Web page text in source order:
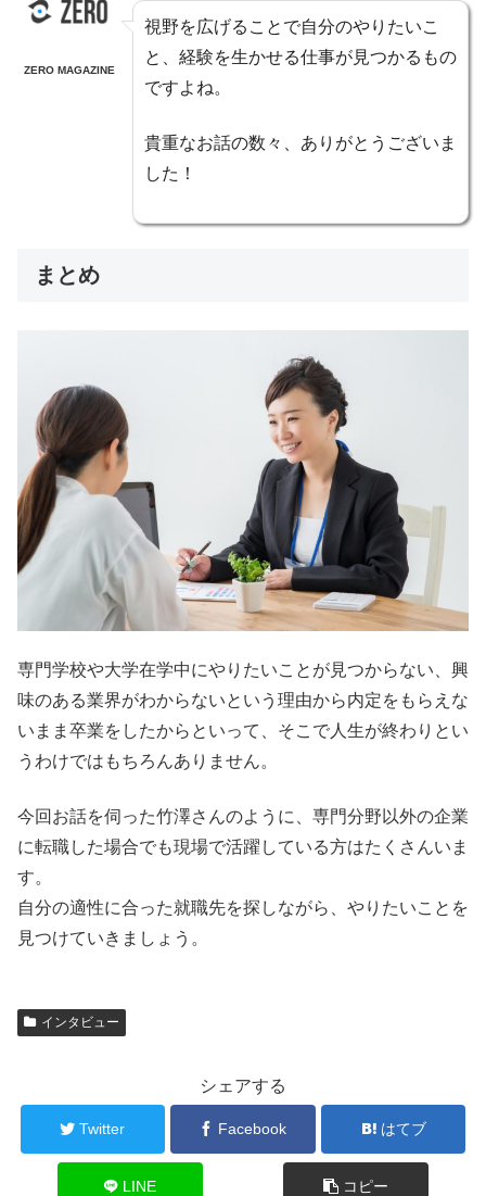
ZERO MAGAZINE
視野を広げることで自分のやりたいこ
と、経験を生かせる仕事が見つかるもの
ですよね。
貴重なお話の数々、ありがとうございま
した！
まとめ
専門学校や大学在学中にやりたいことが見つからない、興
味のある業界がわからないという理由から内定をもらえな
いまま卒業をしたからといって、そこで人生が終わりとい
うわけではもちろんありません。
今回お話を伺った竹澤さんのように、専門分野以外の企業
に転職した場合でも現場で活躍している方はたくさんいま
す。
自分の適性に合った就職先を探しながら、やりたいことを
見つけていきましょう。
インタビュー
シェアする
Twitter Facebook はてブ
LINE コピー